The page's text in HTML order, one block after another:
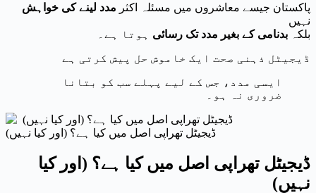
پاکستان جیسے معاشروں میں مسئلہ اکثر مدد لینے کی خواہش
نہیں
بلکہ بدنامی کے بغیر مدد تک رسائی ہوتا ہے۔
ڈیجیٹل ذہنی صحت ایک خاموش حل پیش کرتی ہے
ایسی مدد، جس کے لیے پہلے سب کو بتانا
ضروری نہ ہو۔
ڈیجیٹل تھراپی اصل میں کیا ہے؟ (اور کیا نہیں)
ڈیجیٹل تھراپی اصل میں کیا ہے؟ (اور کیا
نہیں)